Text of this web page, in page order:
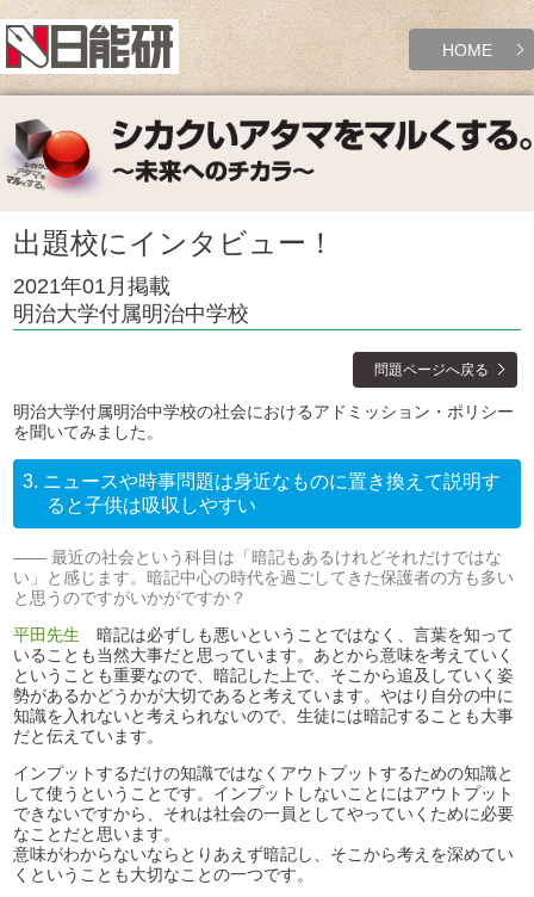
HOME
出題校にインタビュー！
2021年01月掲載
明治大学付属明治中学校
問題ページへ戻る
明治大学付属明治中学校の社会におけるアドミッション・ポリシー
を聞いてみました。
3. ニュースや時事問題は身近なものに置き換えて説明す
ると子供は吸収しやすい
最近の社会という科目は「暗記もあるけれどそれだけではな
い」と感じます。暗記中心の時代を過ごしてきた保護者の方も多い
と思うのですがいかがですか？
平田先生 暗記は必ずしも悪いということではなく、言葉を知って
いることも当然大事だと思っています。あとから意味を考えていく
ということも重要なので、暗記した上で、そこから追及していく姿
勢があるかどうかが大切であると考えています。やはり自分の中に
知識を入れないと考えられないので、生徒には暗記することも大事
だと伝えています。
インプットするだけの知識ではなくアウトプットするための知識と
して使うということです。インプットしないことにはアウトプット
できないですから、それは社会の一員としてやっていくために必要
なことだと思います。
意味がわからないならとりあえず暗記し、そこから考えを深めてい
くということも大切なことの一つです。